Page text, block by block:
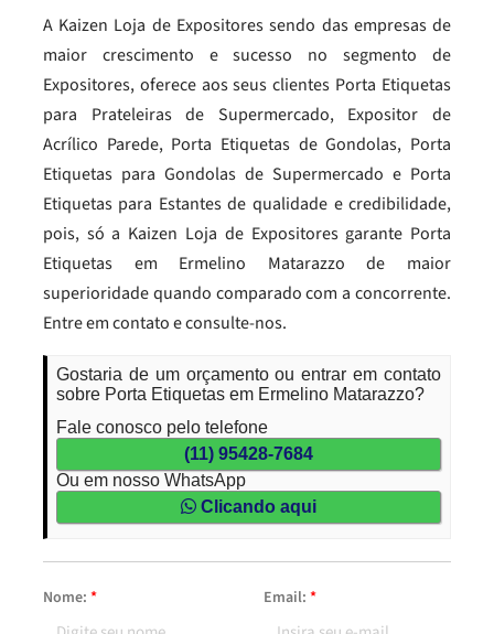
A Kaizen Loja de Expositores sendo das empresas de
maior crescimento e sucesso no segmento de
Expositores, oferece aos seus clientes Porta Etiquetas
para Prateleiras de Supermercado, Expositor de
Acrílico Parede, Porta Etiquetas de Gondolas, Porta
Etiquetas para Gondolas de Supermercado e Porta
Etiquetas para Estantes de qualidade e credibilidade,
pois, só a Kaizen Loja de Expositores garante Porta
Etiquetas em Ermelino Matarazzo de maior
superioridade quando comparado com a concorrente.
Entre em contato e consulte-nos.
Gostaria de um orçamento ou entrar em contato
sobre Porta Etiquetas em Ermelino Matarazzo?
Fale conosco pelo telefone
(11) 95428-7684
Ou em nosso WhatsApp
Clicando aqui
Nome: * Email: *